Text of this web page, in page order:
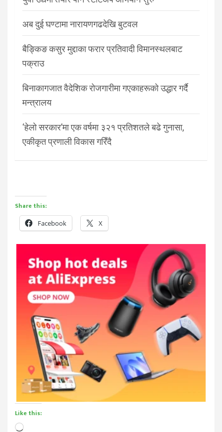
अब दुई घण्टामा नारायणगढदेखि बुटवल
बैङ्किङ कसुर मुद्दाका फरार प्रतिवादी विमानस्थलबाट
पक्राउ
बिनाकागजात वैदेशिक रोजगारीमा गएकाहरूको उद्धार गर्दै
मन्त्रालय
‘हेलो सरकार’मा एक वर्षमा ३२१ प्रतिशतले बढे गुनासा,
एकीकृत प्रणाली विकास गरिँदै
Share this:
Facebook X
Like this:
Loading…